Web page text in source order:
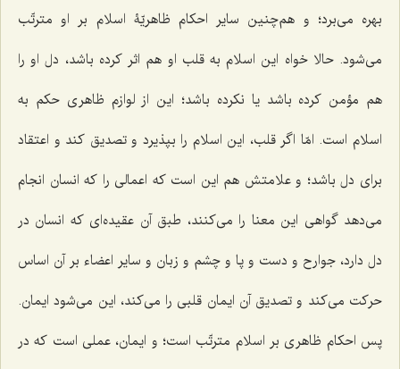
بهره می‌برد؛ و هم‌چنین سایر احکام ظاهریّۀ اسلام بر او مترتّب
می‌شود. حالا خواه این اسلام به قلب او هم اثر کرده باشد، دل او را
هم مؤمن کرده باشد یا نکرده باشد؛ این از لوازم ظاهری حکم به
اسلام است. امّا اگر قلب، این اسلام را بپذیرد و تصدیق کند و اعتقاد
برای دل باشد؛ و علامتش هم این است که اعمالی را که انسان انجام
می‌دهد گواهی این معنا را می‌کنند، طبق آن عقیده‌ای که انسان در
دل دارد، جوارح و دست و پا و چشم و زبان و سایر اعضاء بر آن اساس
حرکت می‌کند و تصدیق آن ایمان قلبی را می‌کند، این می‌شود ایمان.
پس احکام ظاهری بر اسلام مترتّب است؛ و ایمان، عملی است که در